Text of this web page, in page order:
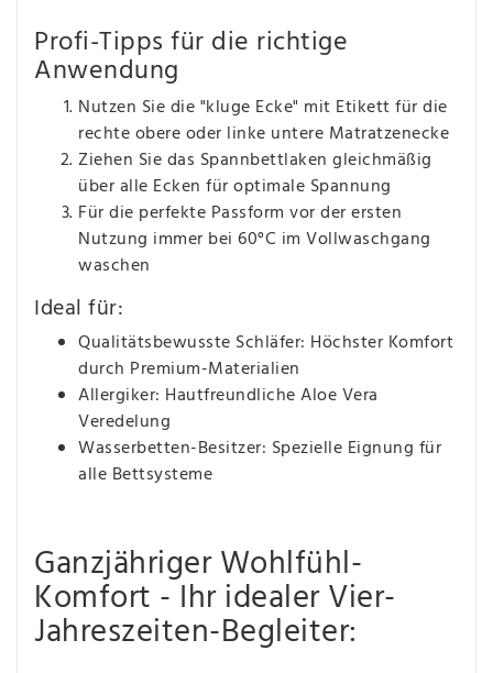
Profi-Tipps für die richtige
Anwendung
Nutzen Sie die "kluge Ecke" mit Etikett für die
rechte obere oder linke untere Matratzenecke
Ziehen Sie das Spannbettlaken gleichmäßig
über alle Ecken für optimale Spannung
Für die perfekte Passform vor der ersten
Nutzung immer bei 60°C im Vollwaschgang
waschen
Ideal für:
Qualitätsbewusste Schläfer: Höchster Komfort
durch Premium-Materialien
Allergiker: Hautfreundliche Aloe Vera
Veredelung
Wasserbetten-Besitzer: Spezielle Eignung für
alle Bettsysteme
Ganzjähriger Wohlfühl-
Komfort - Ihr idealer Vier-
Jahreszeiten-Begleiter: